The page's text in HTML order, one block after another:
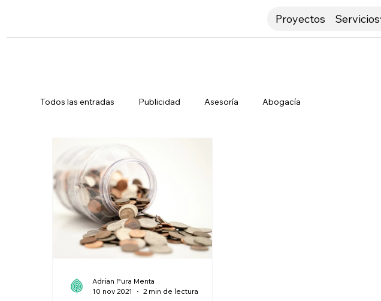
Proyectos Servicios
Todos las entradas Publicidad Asesoría Abogacía
Adrian Pura Menta
10 nov 2021
2 min de lectura